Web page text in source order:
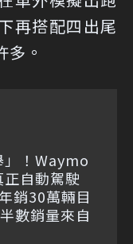
再搭配四出尾
。
」！Waymo
自動駕駛
銷30萬輛目
數銷量來自